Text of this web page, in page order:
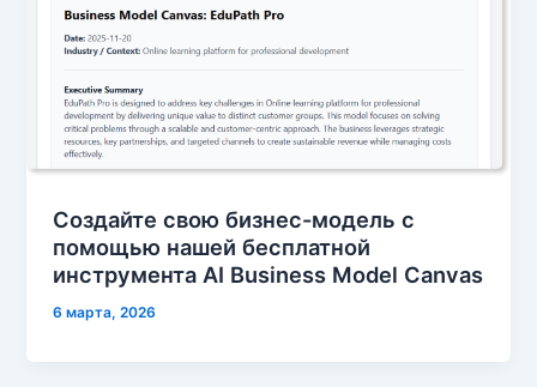
Создайте свою бизнес-модель с
помощью нашей бесплатной
инструмента AI Business Model Canvas
6 марта, 2026